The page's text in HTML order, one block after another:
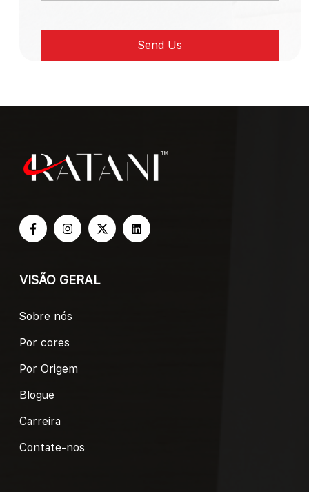
VISÃO GERAL
Sobre nós
Por cores
Por Origem
Blogue
Carreira
Contate-nos